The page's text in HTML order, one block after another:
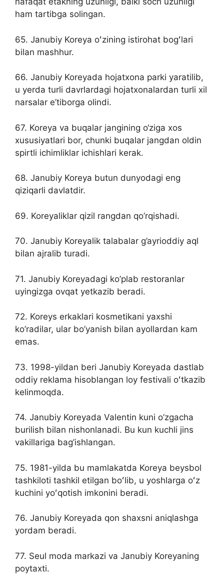
ham tartibga solingan.
65. Janubiy Koreya oʻzining istirohat bogʻlari
bilan mashhur.
66. Janubiy Koreyada hojatxona parki yaratilib,
u yerda turli davrlardagi hojatxonalardan turli xil
narsalar e’tiborga olindi.
67. Koreya va buqalar jangining o‘ziga xos
xususiyatlari bor, chunki buqalar jangdan oldin
spirtli ichimliklar ichishlari kerak.
68. Janubiy Koreya butun dunyodagi eng
qiziqarli davlatdir.
69. Koreyaliklar qizil rangdan qo’rqishadi.
70. Janubiy Koreyalik talabalar g’ayrioddiy aql
bilan ajralib turadi.
71. Janubiy Koreyadagi ko’plab restoranlar
uyingizga ovqat yetkazib beradi.
72. Koreys erkaklari kosmetikani yaxshi
ko’radilar, ular bo’yanish bilan ayollardan kam
emas.
73. 1998-yildan beri Janubiy Koreyada dastlab
oddiy reklama hisoblangan loy festivali oʻtkazib
kelinmoqda.
74. Janubiy Koreyada Valentin kuni o’zgacha
burilish bilan nishonlanadi. Bu kun kuchli jins
vakillariga bag’ishlangan.
75. 1981-yilda bu mamlakatda Koreya beysbol
tashkiloti tashkil etilgan boʻlib, u yoshlarga oʻz
kuchini yoʻqotish imkonini beradi.
76. Janubiy Koreyada qon shaxsni aniqlashga
yordam beradi.
77. Seul moda markazi va Janubiy Koreyaning
poytaxti.